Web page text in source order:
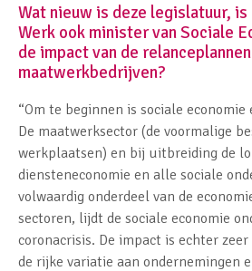
Wat nieuw is deze legislatuur,
Werk ook minister van Sociale
de impact van de
maatwerkbedrijven?
“Om te beginnen is sociale
De maatwerksector (de voormalige
werkplaatsen) en bij uitbreiding de
diensteneconomie en alle sociale
volwaardig onderdeel van de
sectoren, lijdt de sociale economie
coronacrisis. De impact is echter
de rijke variatie aan ondernemingen